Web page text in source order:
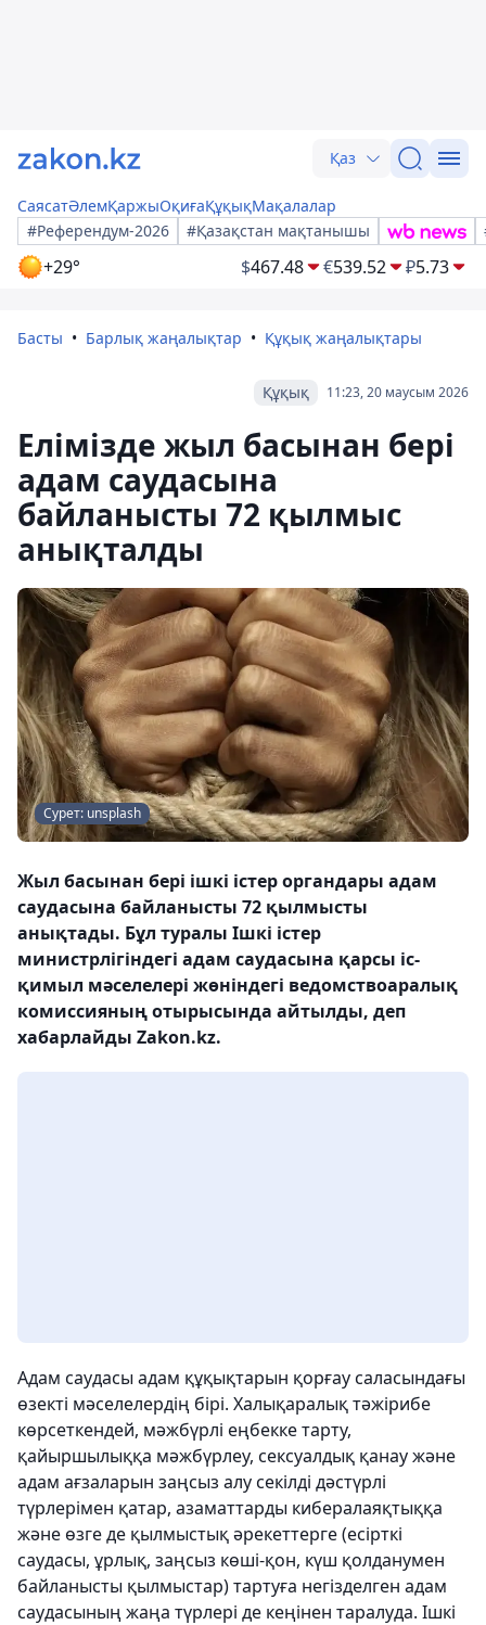
Қаз
СаясатӘлемҚаржыОқиғаҚұқықМақалалар
#Референдум-2026
#Қазақстан мақтанышы
+29° $467.48 €539.52 ₽5.73
Басты Барлық жаңалықтар Құқық жаңалықтары
11:23, 20 маусым 2026
Құқық
Елімізде жыл басынан бері
адам саудасына
байланысты 72 қылмыс
анықталды
Сурет: unsplash
Жыл басынан бері ішкі істер органдары адам
саудасына байланысты 72 қылмысты
анықтады. Бұл туралы Ішкі істер
министрлігіндегі адам саудасына қарсы іс-
қимыл мәселелері жөніндегі ведомствоаралық
комиссияның отырысында айтылды, деп
хабарлайды Zakon.kz.
Адам саудасы адам құқықтарын қорғау саласындағы
өзекті мәселелердің бірі. Халықаралық тәжірибе
көрсеткендей, мәжбүрлі еңбекке тарту,
қайыршылыққа мәжбүрлеу, сексуалдық қанау және
адам ағзаларын заңсыз алу секілді дәстүрлі
түрлерімен қатар, азаматтарды кибералаяқтыққа
және өзге де қылмыстық әрекеттерге (есірткі
саудасы, ұрлық, заңсыз көші-қон, күш қолданумен
байланысты қылмыстар) тартуға негізделген адам
саудасының жаңа түрлері де кеңінен таралуда. Ішкі